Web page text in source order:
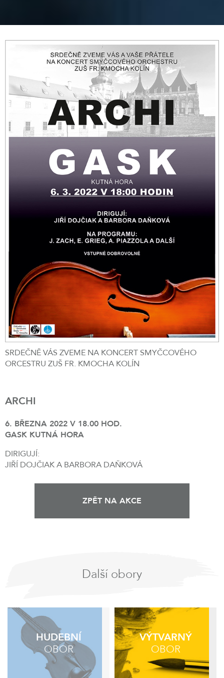
SRDEČNĚ VÁS ZVEME NA KONCERT SMYČCOVÉHO
ORCESTRU ZUŠ FR. KMOCHA KOLÍN
ARCHI
6. BŘEZNA 2022 V 18.00 HOD.
GASK KUTNÁ HORA
DIRIGUJÍ:
JIŘÍ DOJČIAK A BARBORA DAŇKOVÁ
ZPĚT NA AKCE
Další obory
HUDEBNÍ
OBOR
VÝTVARNÝ
OBOR